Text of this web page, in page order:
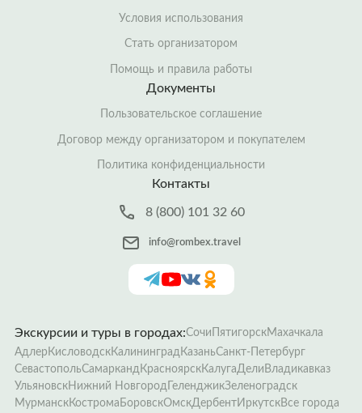
Условия использования
Стать организатором
Помощь и правила работы
Документы
Пользовательское соглашение
Договор между организатором и покупателем
Политика конфиденциальности
Контакты
8 (800) 101 32 60
info@rombex.travel
Экскурсии и туры в городах:Сочи ПятигорскМахачкала
Адлер КисловодскКалининград КазаньСанкт-Петербург
СевастопольСамарканд КрасноярскКалугаДели Владикавказ
УльяновскНижний Новгород ГеленджикЗеленоградск
МурманскКострома БоровскОмскДербентИркутскВсе города